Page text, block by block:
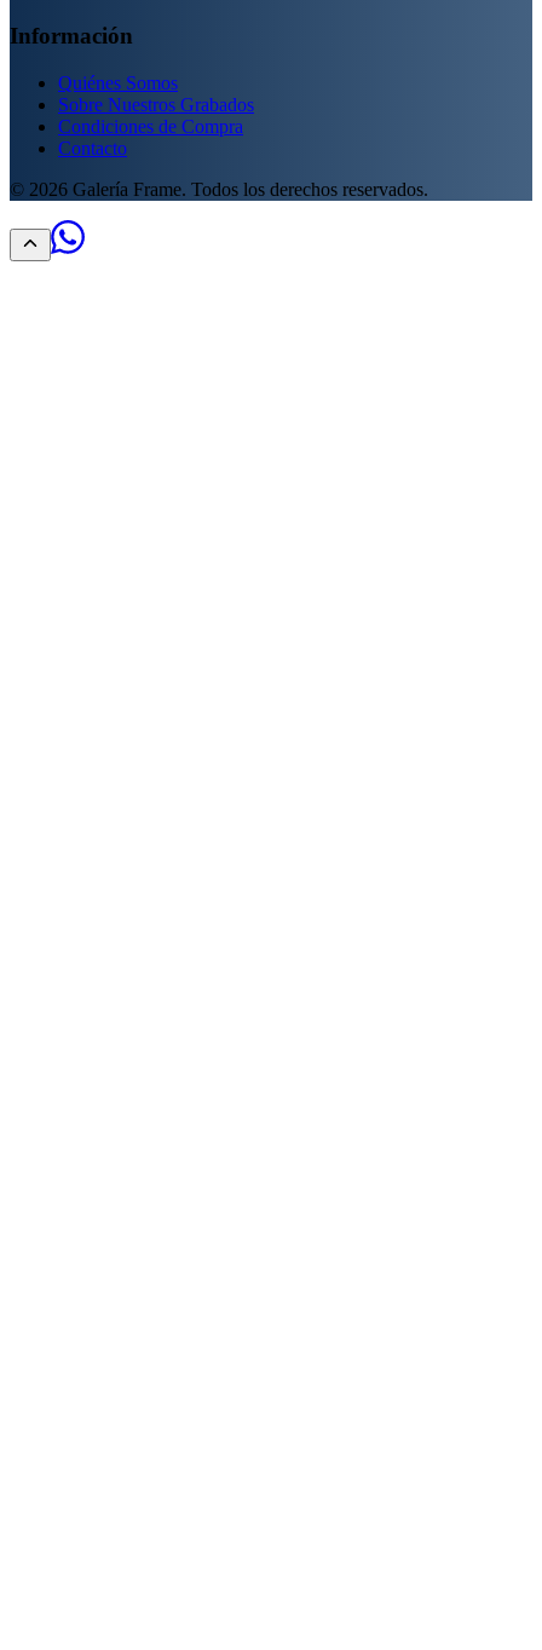
Información
Quiénes Somos
Sobre Nuestros Grabados
Condiciones de Compra
Contacto
© 2026 Galería Frame. Todos los derechos reservados.